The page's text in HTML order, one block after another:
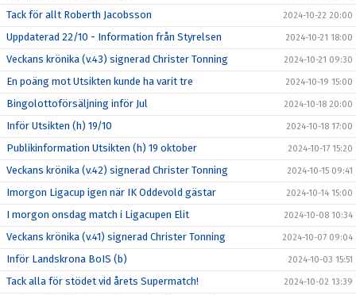
Tack för allt Roberth Jacobsson 2024-10-22 20:00
Uppdaterad 22/10 - Information från Styrelsen 2024-10-21 18:00
Veckans krönika (v.43) signerad Christer Tonning 2024-10-21 09:30
En poäng mot Utsikten kunde ha varit tre 2024-10-19 15:00
Bingolottoförsäljning inför Jul 2024-10-18 20:00
Inför Utsikten (h) 19/10 2024-10-18 17:00
Publikinformation Utsikten (h) 19 oktober 2024-10-17 15:20
Veckans krönika (v.42) signerad Christer Tonning 2024-10-15 09:41
Imorgon Ligacup igen när IK Oddevold gästar 2024-10-14 15:00
I morgon onsdag match i Ligacupen Elit 2024-10-08 10:34
Veckans krönika (v.41) signerad Christer Tonning 2024-10-07 09:04
Inför Landskrona BoIS (b) 2024-10-03 15:51
Tack alla för stödet vid årets Supermatch! 2024-10-02 13:39